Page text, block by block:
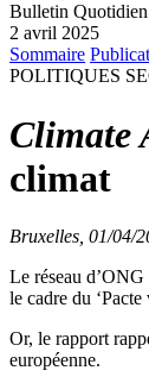
Bulletin
2 avril 2025
Sommaire
POLITIQUES
Climate
climat
Bruxelles, 01/04/
Le réseau d’ONG
le cadre du
Or, le rapport
européenne.